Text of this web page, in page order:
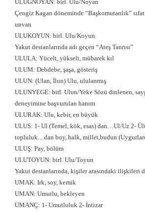
ULUĞNOYAN: birl. Ulu/Noyan
Çengiz Kagan döneminde “Başkomutanlık”
unvan
ULUKOYUN: birl. Ulu/Koyun
Yakut destanlarında adı geçen “Ateş Tanrısı”
ULULA: Yücelt, yükselt, mübarek kıl
ULUM: Debdebe, şaşa, gösteriş
ULUN: (Ulan, İlun) Ulu, ululanmış
ULUNYEGE: birl. Ulun/Yeke Sözü dinlenen,
deneyimine başvurulan hanım
ULURAK: Ulu, kebir, en büyük
ULUS: 1- Ul (Temel, kök, esas) dan…Ul/Uz 2-
topluluk…dan boy, halk, millet,budun
ULUŞ: Pay, bölüm
ULUTOYUN: birl. Ulu/Toyun
Yakut destanlarında, kişiler arasındaki ilişkileri
UMAK: Irk, soy, kemik
UMAN: Umutlu, bekleyen
UMANÇ: 1- Umutluluk 2- İntizar